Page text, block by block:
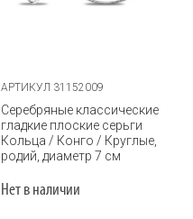
АРТИКУЛ 31152009
Серебряные классические
гладкие плоские серьги
Кольца / Конго / Круглые,
родий, диаметр 7 см
Нет в наличии